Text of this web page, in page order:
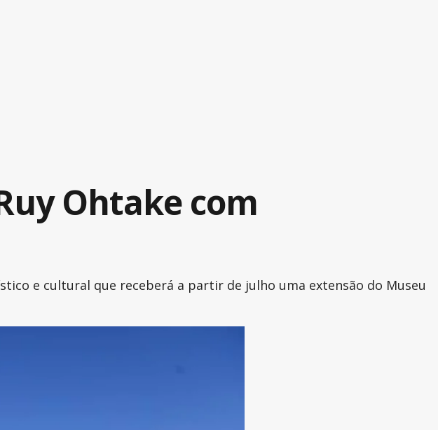
Ohtake com
e cultural que receberá a partir de julho uma extensão do Museu